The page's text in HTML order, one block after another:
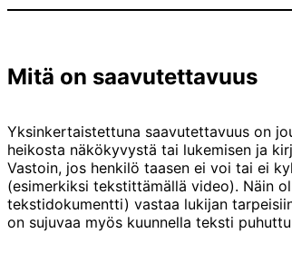
Mitä on saavutettavuus
Yksinkertaistettuna saavutettavuus on
heikosta näkökyvystä tai lukemisen ja
Vastoin, jos henkilö taasen ei voi tai ei
(esimerkiksi tekstittämällä video). Näin
tekstidokumentti) vastaa lukijan
on sujuvaa myös kuunnella teksti